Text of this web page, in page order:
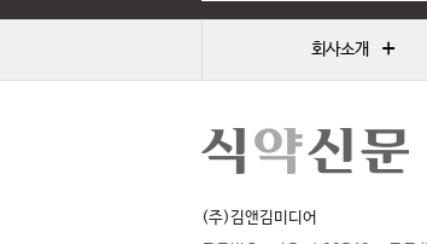
회사소개 +
(주)김앤김미디어